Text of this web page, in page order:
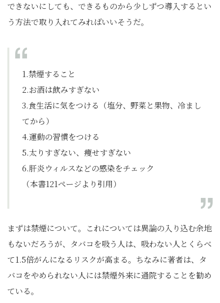
できないにしても、できるものから少しずつ導入するとい
う方法で取り入れてみればいいそうだ。
1.禁煙すること
2.お酒は飲みすぎない
3.食生活に気をつける（塩分、野菜と果物、冷まし
てから）
4.運動の習慣をつける
5.太りすぎない、痩せすぎない
6.肝炎ウィルスなどの感染をチェック
（本書121ページより引用）
まずは禁煙について。これについては異論の入り込む余地
もないだろうが、タバコを吸う人は、吸わない人とくらべ
て1.5倍がんになるリスクが高まる。ちなみに著者は、タ
バコをやめられない人には禁煙外来に通院することを勧め
ている。